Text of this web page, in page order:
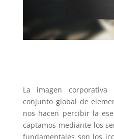
La imagen
conjunto global de
nos hacen percibir la
captamos mediante los
fundamentales son los